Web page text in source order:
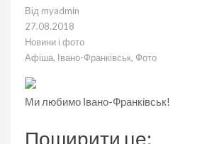
Від myadmin
27.08.2018
Новини і фото
Афіша, Івано-Франківськ, Фото
Ми любимо Івано-Франківськ!
Поширити це: